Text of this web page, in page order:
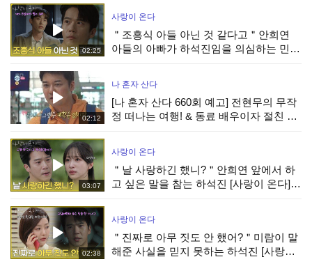
02:25
사랑이 온다
＂조흥식 아들 아닌 것 같다고＂안희연
아들의 아빠가 하석진임을 의심하는 민진
02:12
나 혼자 산다
[나 혼자 산다 660회 예고] 전현무의 무작
정 떠나는 여행! & 동료 배우이자 절친 현
03:07
사랑이 온다
＂날 사랑하긴 했니?＂안희연 앞에서 하
고 싶은 말을 참는 하석진 [사랑이 온다] |
02:38
사랑이 온다
＂진짜로 아무 짓도 안 했어?＂미람이 말
해준 사실을 믿지 못하는 하석진 [사랑이